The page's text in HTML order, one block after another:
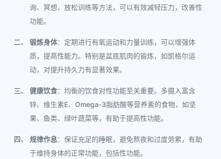
询、冥想、放松训练等方法，可以有效减轻压力，改善性
功能。
锻炼身体：定期进行有氧运动和力量训练，可以增强体
质，提高性能力。特别是盆底肌肉的锻炼，如凯格尔运
动，对提升持久力有显著效果。
健康饮食：均衡的饮食对性功能至关重要。多摄入富含
锌、维生素E、Omega-3脂肪酸等营养素的食物，如坚
果、鱼类、绿叶蔬菜等，有助于提高性功能。
规律作息：保证充足的睡眠，避免熬夜和过度劳累，有助
于维持身体的正常功能，包括性功能。